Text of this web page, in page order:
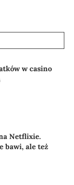
w casino
Netflixie.
bawi, ale też